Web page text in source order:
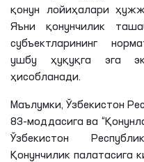
қонун лойиҳалари
Яъни қонунчилик
субъектларининг
ушбу ҳуқуқга эга
ҳисобланади.
Маълумки, Ўзбекистон
83-моддасига ва
Ўзбекистон
Қонунчилик палатасига